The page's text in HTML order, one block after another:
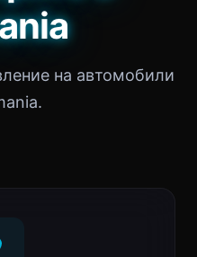
на автомобили